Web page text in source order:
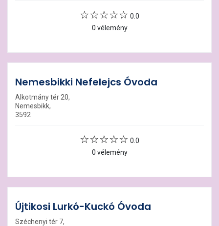
0.0
0 vélemény
Nemesbikki Nefelejcs Óvoda
Alkotmány tér 20,
Nemesbikk,
3592
0.0
0 vélemény
Újtikosi Lurkó-Kuckó Óvoda
Széchenyi tér 7,